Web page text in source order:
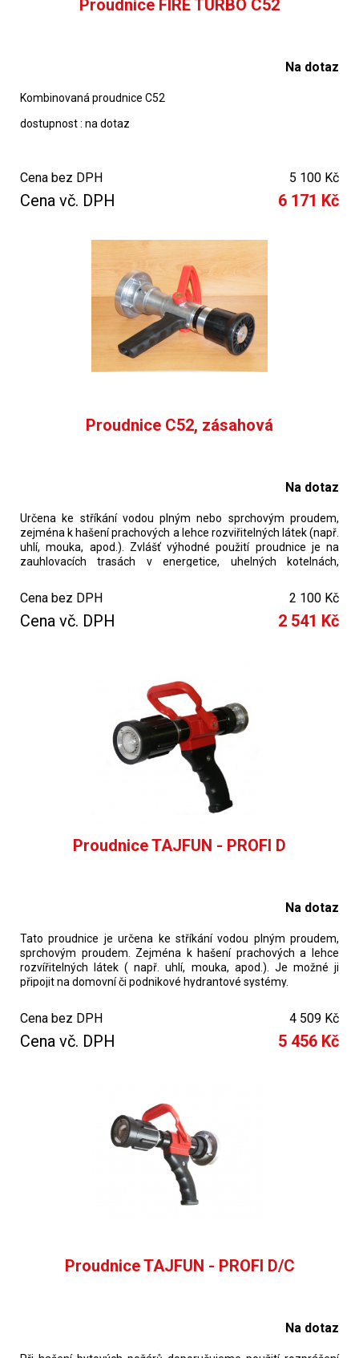
Proudnice FIRE TURBO C52
Na dotaz
Kombinovaná proudnice C52
dostupnost : na dotaz
Cena bez DPH 5 100 Kč
Cena vč. DPH 6 171 Kč
Proudnice C52, zásahová
Na dotaz
Určena ke stříkání vodou plným nebo sprchovým proudem,
zejména k hašení prachových a lehce rozviřitelných látek (např.
uhlí, mouka, apod.). Zvlášť výhodné použití proudnice je na
zauhlovacích trasách v energetice, uhelných kotelnách,
Cena bez DPH 2 100 Kč
Cena vč. DPH 2 541 Kč
Proudnice TAJFUN - PROFI D
Na dotaz
Tato proudnice je určena ke stříkání vodou plným proudem,
sprchovým proudem. Zejména k hašení prachových a lehce
rozvířitelných látek ( např. uhlí, mouka, apod.). Je možné ji
připojit na domovní či podnikové hydrantové systémy.
Cena bez DPH 4 509 Kč
Cena vč. DPH 5 456 Kč
Proudnice TAJFUN - PROFI D/C
Na dotaz